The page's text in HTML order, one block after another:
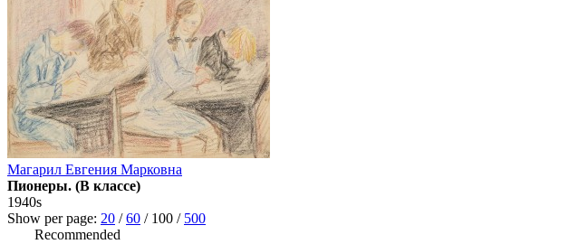
Магарил Евгения Марковна
Пионеры. (В классе)
1940s
Show per page: 20 /60 / 100 / 500
Recommended